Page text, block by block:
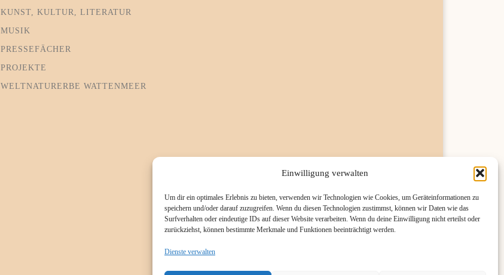
Einwilligung verwalten
Um dir ein optimales Erlebnis zu bieten, verwenden wir Technologien wie Cookies, um Geräteinformationen zu
speichern und/oder darauf zuzugreifen. Wenn du diesen Technologien zustimmst, können wir Daten wie das
Surfverhalten oder eindeutige IDs auf dieser Website verarbeiten. Wenn du deine Einwilligung nicht erteilst oder
zurückziehst, können bestimmte Merkmale und Funktionen beeinträchtigt werden.
Dienste verwalten
KUNST, KULTUR, LITERATUR
MUSIK
PRESSEFÄCHER
PROJEKTE
WELTNATURERBE WATTENMEER